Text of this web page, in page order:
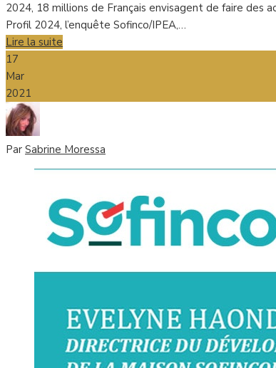
2024, 18 millions de Français envisagent de faire des
Profil 2024, l’enquête Sofinco/IPEA,…
Lire la suite
17
Mar
2021
Par Sabrine Moressa